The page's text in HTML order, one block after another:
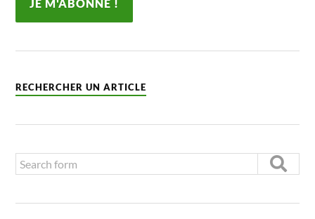
RECHERCHER UN ARTICLE